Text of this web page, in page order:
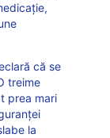
că se
treime
prea mari
la